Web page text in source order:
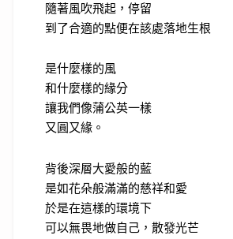
隨著風吹飛起，停留
到了合適的點便在該處落地生根
是什麼樣的風
和什麼樣的緣分
讓我們像蒲公英一樣
又圓又緣。
背後深層大愛般的藍
是如花朵般滿滿的慈祥和愛
於是在這樣的環境下
可以無畏地做自己，散發光芒